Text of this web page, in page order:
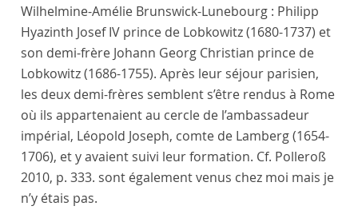
Wilhelmine-Amélie Brunswick-Lunebourg : Philipp
Hyazinth Josef IV prince de Lobkowitz (1680-1737) et
son demi-frère Johann Georg Christian prince de
Lobkowitz (1686-1755). Après leur séjour parisien,
les deux demi-frères semblent s’être rendus à Rome
où ils appartenaient au cercle de l’ambassadeur
impérial, Léopold Joseph, comte de Lamberg (1654-
1706), et y avaient suivi leur formation. Cf. Polleroß
2010, p. 333. sont également venus chez moi mais je
n’y étais pas.